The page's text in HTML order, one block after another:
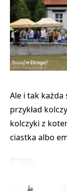
Ale i tak każda
przykład
kolczyki z
ciastka albo